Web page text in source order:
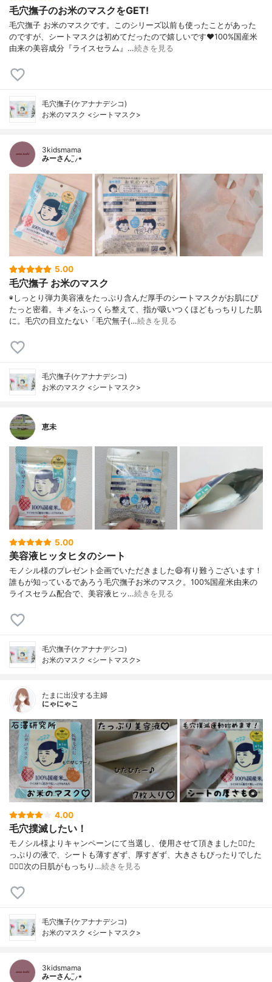
毛穴撫子のお米のマスクをGET!
毛穴撫子 お米のマスクです。このシリーズ以前も使ったことがあった
のですが、シートマスクは初めてだったので嬉しいです❤100%国産米
由来の美容成分『ライスセラム』…続きを見る
毛穴撫子(ケアナナデシコ)
お米のマスク <シートマスク>
3kidsmama
みーさん¨̮⸝⋆
5.00
毛穴撫子 お米のマスク
◉しっとり弾力美容液をたっぷり含んだ厚手のシートマスクがお肌にぴ
たっと密着。キメをふっくら整えて、指が吸いつくほどもっちりした肌
に。毛穴の目立たない「毛穴無子(…続きを見る
毛穴撫子(ケアナナデシコ)
お米のマスク <シートマスク>
恵未
5.00
美容液ヒッタヒタのシート
モノシル様のプレゼント企画でいただきました😄有り難うございます！
誰もが知っているであろう毛穴撫子お米のマスク。100%国産米由来の
ライスセラム配合で、美容液ヒッ…続きを見る
毛穴撫子(ケアナナデシコ)
お米のマスク <シートマスク>
たまに出没する主婦
にゃにゃこ
4.00
毛穴撲滅したい！
モノシル様よりキャンペーンにて当選し、使用させて頂きました🙇‍♀️た
っぷりの液で、シートも薄すぎず、厚すぎず、大きさもぴったりでした
🙆🏻‍♀️次の日肌がもっちり…続きを見る
毛穴撫子(ケアナナデシコ)
お米のマスク <シートマスク>
3kidsmama
みーさん¨̮⸝⋆